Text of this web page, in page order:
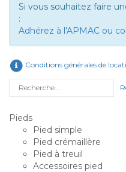
Si vous souhaitez faire
:
Adhérez à l'APMAC ou
Conditions générales de
Rechercher
Pieds
Pied simple
Pied crémaillère
Pied à treuil
Accessoires pied